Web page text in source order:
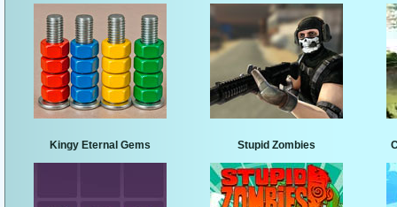
Kingy Eternal Gems Stupid Zombies